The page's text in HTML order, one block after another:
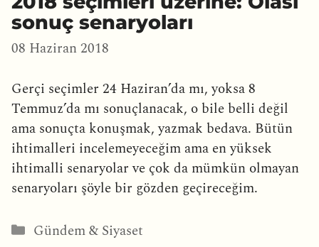
sonuç senaryoları
08 Haziran 2018
Gerçi seçimler 24 Haziran’da mı, yoksa 8
Temmuz’da mı sonuçlanacak, o bile belli değil
ama sonuçta konuşmak, yazmak bedava. Bütün
ihtimalleri incelemeyeceğim ama en yüksek
ihtimalli senaryolar ve çok da mümkün olmayan
senaryoları şöyle bir gözden geçireceğim.
Kategoriler
Gündem & Siyaset